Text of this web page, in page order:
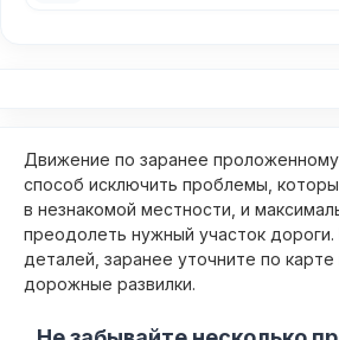
Движение по заранее
способ исключить проблемы,
в незнакомой местности, и
преодолеть нужный участок дороги.
деталей, заранее уточните по
дорожные развилки.